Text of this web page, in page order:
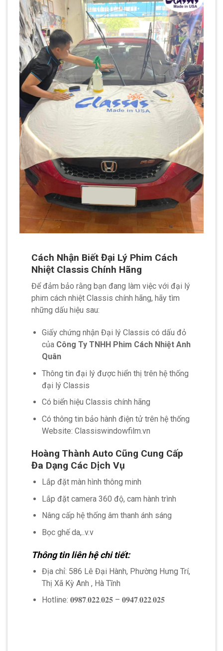
Cách Nhận Biết Đại Lý Phim Cách
Nhiệt Classis Chính Hãng
Để đảm bảo rằng bạn đang làm việc với đại lý
phim cách nhiệt Classis chính hãng, hãy tìm
những dấu hiệu sau:
Giấy chứng nhận Đại lý Classis có dấu đỏ
của Công Ty TNHH Phim Cách Nhiệt Anh
Quân
Thông tin đại lý được hiển thị trên hệ thống
đại lý Classis
Có biển hiệu Classis chính hãng
Có thông tin bảo hành điện tử trên hệ thống
Website: Classiswindowfilm.vn
Hoàng Thành Auto Cũng Cung Cấp
Đa Dạng Các Dịch Vụ
Lắp đặt màn hình thông minh
Lắp đặt camera 360 độ, cam hành trình
Nâng cấp hệ thống âm thanh ánh sáng
Bọc ghế da,..v.v
Thông tin liên hệ chi tiết:
Địa chỉ: 586 Lê Đại Hành, Phường Hưng Trí,
Thị Xã Kỳ Anh , Hà Tĩnh
Hotline: 𝟎𝟗𝟖𝟕.𝟎𝟐𝟐.𝟎𝟐𝟓 – 𝟎𝟗𝟒𝟕.𝟎𝟐𝟐.𝟎𝟐𝟓